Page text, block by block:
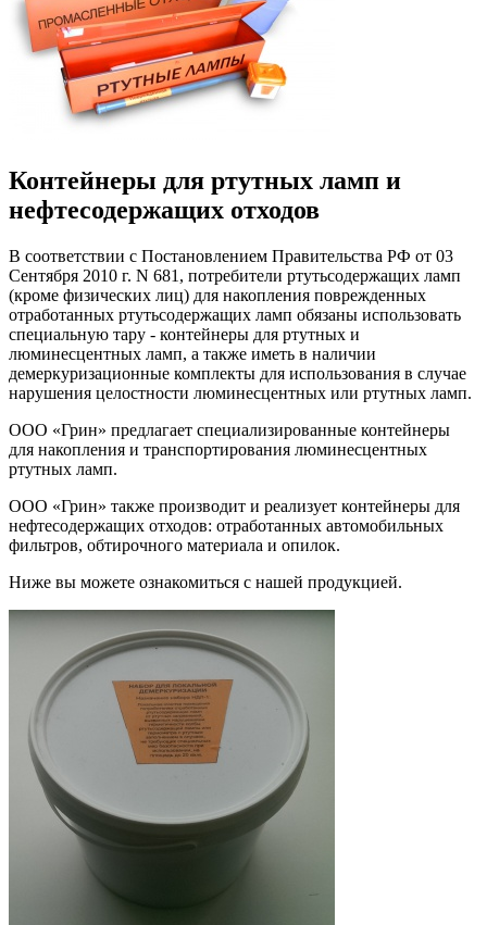
Контейнеры для ртутных ламп и
нефтесодержащих отходов
В соответствии с Постановлением Правительства РФ от 03
Сентября 2010 г. N 681, потребители ртутьсодержащих ламп
(кроме физических лиц) для накопления поврежденных
отработанных ртутьсодержащих ламп обязаны использовать
специальную тару - контейнеры для ртутных и
люминесцентных ламп, а также иметь в наличии
демеркуризационные комплекты для использования в случае
нарушения целостности люминесцентных или ртутных ламп.
ООО «Грин» предлагает специализированные контейнеры
для накопления и транспортирования люминесцентных
ртутных ламп.
ООО «Грин» также производит и реализует контейнеры для
нефтесодержащих отходов: отработанных автомобильных
фильтров, обтирочного материала и опилок.
Ниже вы можете ознакомиться с нашей продукцией.